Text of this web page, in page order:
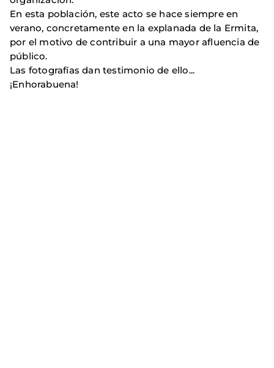
En esta población, este acto se hace siempre en
verano, concretamente en la explanada de la Ermita,
por el motivo de contribuir a una mayor afluencia de
público.
Las fotografías dan testimonio de ello...
¡Enhorabuena!